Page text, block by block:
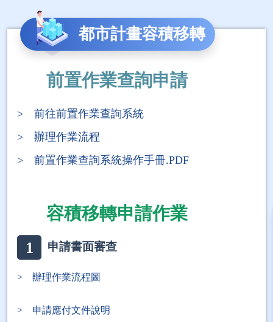
都市計畫容積移轉
前置作業查詢申請
> 前往前置作業查詢系統
> 辦理作業流程
> 前置作業查詢系統操作手冊.PDF
容積移轉申請作業
1 申請書面審查
> 辦理作業流程圖
> 申請應付文件說明